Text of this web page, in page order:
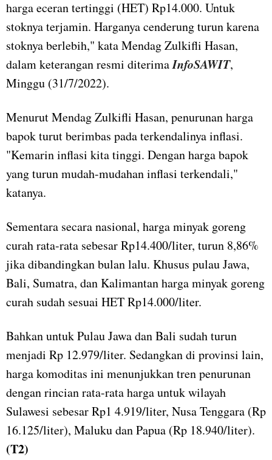
harga eceran tertinggi (HET) Rp14.000. Untuk
stoknya terjamin. Harganya cenderung turun karena
stoknya berlebih," kata Mendag Zulkifli Hasan,
dalam keterangan resmi diterimaInfoSAWIT,
Minggu (31/7/2022).
Menurut Mendag Zulkifli Hasan, penurunan harga
bapok turut berimbas pada terkendalinya inflasi.
"Kemarin inflasi kita tinggi. Dengan harga bapok
yang turun mudah-mudahan inflasi terkendali,"
katanya.
Sementara secara nasional, harga minyak goreng
curah rata-rata sebesar Rp14.400/liter, turun 8,86%
jika dibandingkan bulan lalu. Khusus pulau Jawa,
Bali, Sumatra, dan Kalimantan harga minyak goreng
curah sudah sesuai HET Rp14.000/liter.
Bahkan untuk Pulau Jawa dan Bali sudah turun
menjadi Rp 12.979/liter. Sedangkan di provinsi lain,
harga komoditas ini menunjukkan tren penurunan
dengan rincian rata-rata harga untuk wilayah
Sulawesi sebesar Rp1 4.919/liter, Nusa Tenggara (Rp
16.125/liter), Maluku dan Papua (Rp 18.940/liter).
(T2)